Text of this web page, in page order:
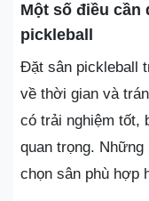
Một số điều cần
pickleball
Đặt sân pickleball
về thời gian và
có trải nghiệm tốt,
quan trọng.
chọn sân phù hợp